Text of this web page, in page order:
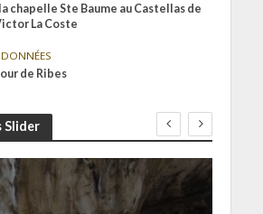
chapelle Ste Baume au Castellas de
La Coste
de Ribes
Slider